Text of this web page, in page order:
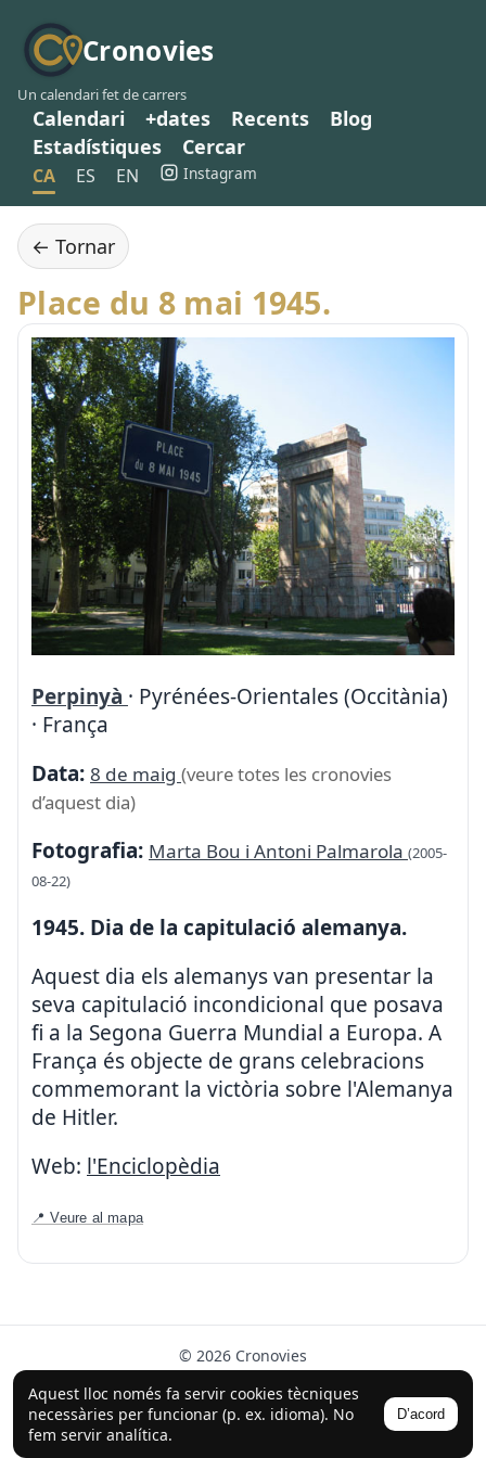
Cronovies
Un calendari fet de carrers
Calendari +dates Recents
Blog
Estadístiques
Cercar
CA ES EN Instagram
Aquest lloc només fa servir cookies tècniques
necessàries per funcionar (p. ex. idioma). No
fem servir analítica.
D’acord
← Tornar
Place du 8 mai 1945.
Perpinyà · Pyrénées-Orientales (Occitània)
· França
Data: 8 de maig (veure totes les cronovies
d’aquest dia)
Fotografia: Marta Bou i Antoni Palmarola (2005-
08-22)
1945. Dia de la capitulació alemanya.
Aquest dia els alemanys van presentar la
seva capitulació incondicional que posava
fi a la Segona Guerra Mundial a Europa. A
França és objecte de grans celebracions
commemorant la victòria sobre l'Alemanya
de Hitler.
Web: l'Enciclopèdia
📍 Veure al mapa
© 2026 Cronovies
Història als carrers · Desenvolupat amb l’ajuda de la IA
(ChatGPT).
Segueix-nos a Instagram